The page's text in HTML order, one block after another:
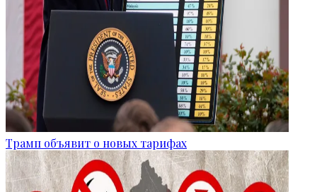
Трамп объявит о новых тарифах